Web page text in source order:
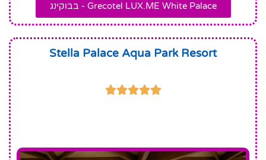
Grecotel LUX.ME White Palace - בבוקינג
Stella Palace Aqua Park Resort




